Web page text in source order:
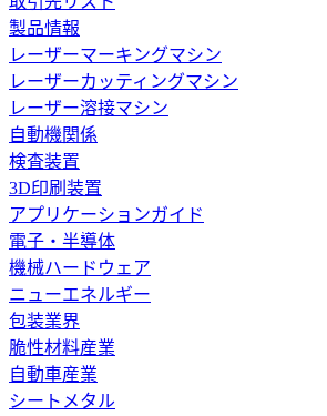
製品情報
レーザーマーキングマシン
レーザーカッティングマシン
レーザー溶接マシン
自動機関係
検査装置
3D印刷装置
アプリケーションガイド
電子・半導体
機械ハードウェア
ニューエネルギー
包装業界
脆性材料産業
自動車産業
シートメタル